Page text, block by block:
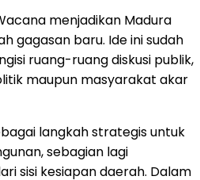
menjadikan Madura
gagasan baru. Ide ini sudah
ruang-ruang diskusi publik,
maupun masyarakat akar
langkah strategis untuk
sebagian lagi
sisi kesiapan daerah. Dalam